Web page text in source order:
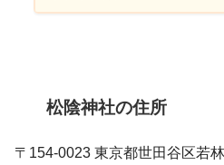
松陰神社の住所
〒154-0023 東京都世田谷区若